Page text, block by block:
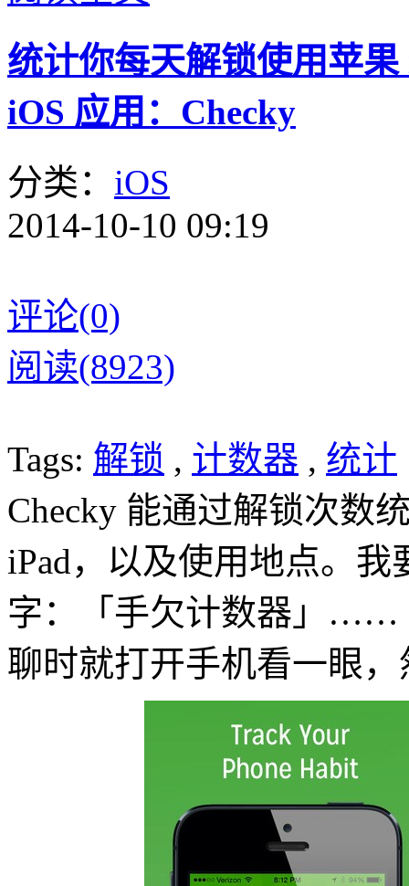
统计你每天解锁使用苹
iOS 应用：Checky
分类： iOS
2014-10-10 09:19
评论(0)
阅读(8923)
Tags: 解锁 , 计数器 , 统计
Checky 能通过解锁次数
iPad，以及使用地点。
字：「手欠计数器」……
聊时就打开手机看一眼